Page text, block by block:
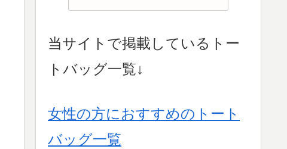
当サイトで掲載しているトー
トバッグ一覧↓
女性の方におすすめのトート
バッグ一覧